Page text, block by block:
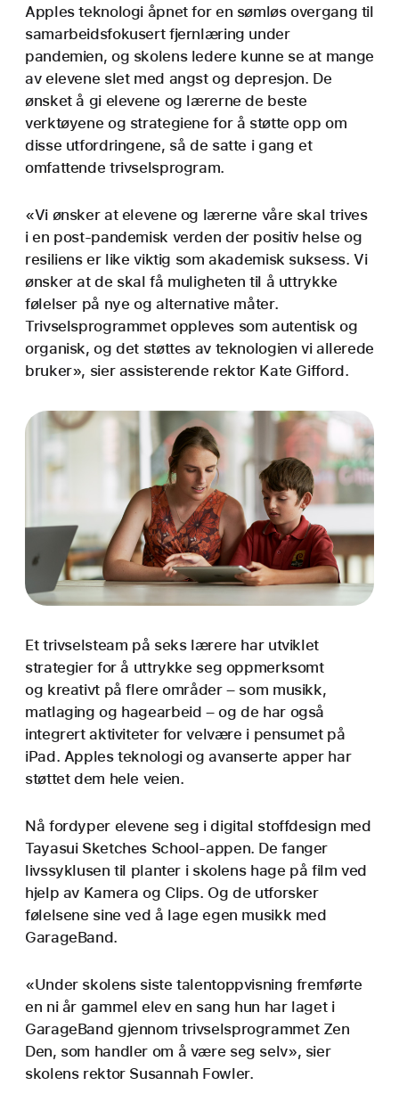
Apples teknologi åpnet for en sømløs overgang til
samarbeids­fokusert fjern­læring under
pandemien, og skolens ledere kunne se at mange
av elevene slet med angst og depresjon. De
ønsket å gi elevene og lærerne de beste
verktøyene og strategiene for å støtte opp om
disse utfordringene, så de satte i gang et
omfattende trivsels­program.
«Vi ønsker at elevene og lærerne våre skal trives
i en post-pandemisk verden der positiv helse og
resiliens er like viktig som akademisk suksess. Vi
ønsker at de skal få muligheten til å uttrykke
følelser på nye og alternative måter.
Trivselsprogrammet oppleves som autentisk og
organisk, og det støttes av teknologien vi allerede
bruker», sier assisterende rektor Kate Gifford.
Et trivselsteam på seks lærere har utviklet
strategier for å uttrykke seg oppmerksomt
og kreativt på flere områder – som musikk,
matlaging og hagearbeid – og de har også
integrert aktiviteter for velvære i pensumet på
iPad. Apples teknologi og avanserte apper har
støttet dem hele veien.
Nå fordyper elevene seg i digital stoffdesign med
Tayasui Sketches School-appen. De fanger
livssyklusen til planter i skolens hage på film ved
hjelp av Kamera og Clips. Og de utforsker
følelsene sine ved å lage egen musikk med
GarageBand.
«Under skolens siste talent­oppvisning fremførte
en ni år gammel elev en sang hun har laget i
GarageBand gjennom trivsels­programmet Zen
Den, som handler om å være seg selv», sier
skolens rektor Susannah Fowler.